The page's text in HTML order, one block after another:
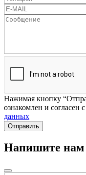
Нажимая кнопку
ознакомлен и согласен с
данных
Отправить
Напишите нам